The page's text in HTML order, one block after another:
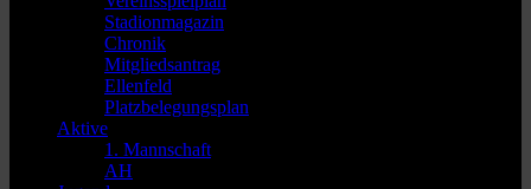
Stadionmagazin
Chronik
Mitgliedsantrag
Ellenfeld
Platzbelegungsplan
Aktive
1. Mannschaft
AH